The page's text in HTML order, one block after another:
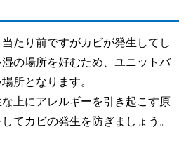
たり前ですがカビが発生してし
の場所を好むため、ユニットバ
所となります。
上にアレルギーを引き起こす原
てカビの発生を防ぎましょう。